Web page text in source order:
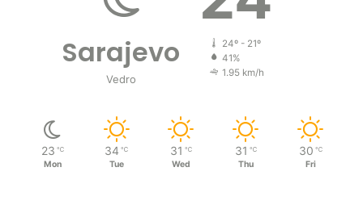
Sarajevo
Vedro
24º - 21º
41%
1.95 km/h
23 ℃
Mon
34 ℃
Tue
31 ℃
Wed
31 ℃
Thu
30 ℃
Fri